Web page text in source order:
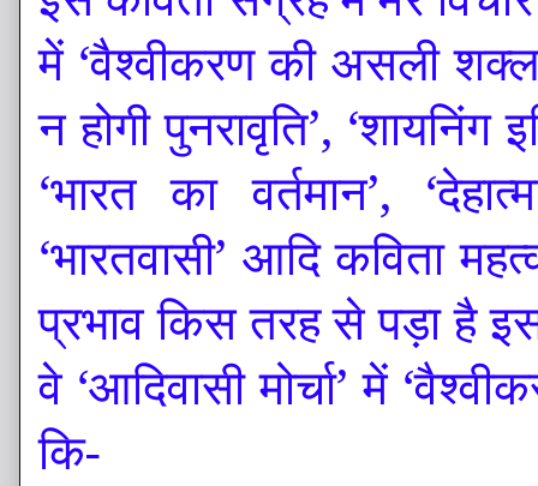
में ‘वैश्वीकरण की असली
न होगी पुनरावृति’, ‘शायनिंग
‘भारत का वर्तमान’,
‘भारतवासी’ आदि कविता
प्रभाव किस तरह से पड़ा है
वे ‘आदिवासी मोर्चा’ में
कि-